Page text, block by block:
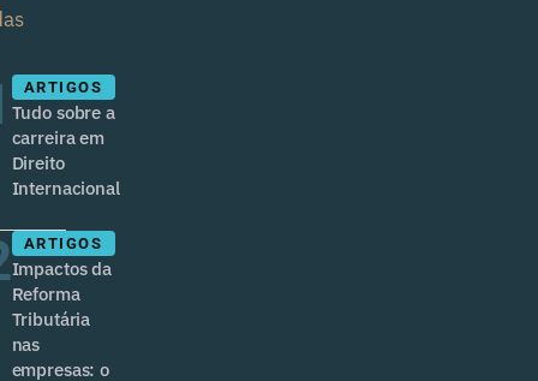
ARTIGOS
Tudo sobre a
carreira em
Direito
Internacional
ARTIGOS
Impactos da
Reforma
Tributária
nas
empresas: o